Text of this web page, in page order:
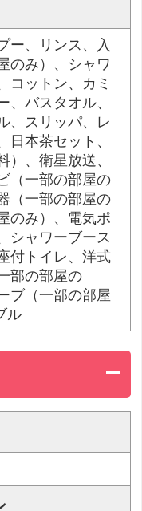
ー、リンス、入
のみ）、シャワ
コットン、カミ
、バスタオル、
、スリッパ、レ
日本茶セット、
）、衛星放送、
（一部の部屋の
（一部の部屋の
のみ）、電気ポ
シャワーブース
付トイレ、洋式
部の部屋の
ブ（一部の部屋
ル